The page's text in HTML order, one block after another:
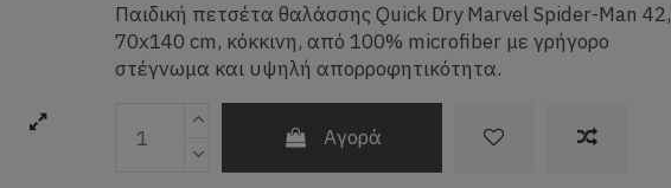
Παιδική πετσέτα θαλάσσης Quick Dry Marvel Spider-Man 42,
70x140 cm, κόκκινη, από 100% microfiber με γρήγορο
στέγνωμα και υψηλή απορροφητικότητα.
Αγορά